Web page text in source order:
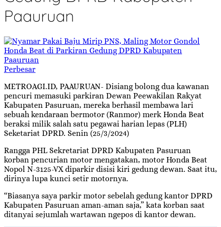
Paauruan
Perbesar
METROAGI.ID, PAAURUAN- Disiang bolong dua kawanan
pencuri memasuki parkiran Dewan Peewakilan Rakyat
Kabupaten Pasuruan, mereka berhasil membawa lari
sebuah kendaraan bermotor (Ranmor) merk Honda Beat
beraksi milik salah satu pegawai harian lepas (PLH)
Seketariat DPRD. Senin (25/3/2024)
Rangga PHL Sekretariat DPRD Kabupaten Pasuruan
korban pencurian motor mengatakan, motor Honda Beat
Nopol N-3125-VX diparkir disisi kiri gedung dewan. Saat itu,
dirinya lupa kunci setir motornya.
“Biasanya saya parkir motor sebelah gedung kantor DPRD
Kabupaten Pasuruan aman-aman saja,” kata korban saat
ditanyai sejumlah wartawan ngepos di kantor dewan.